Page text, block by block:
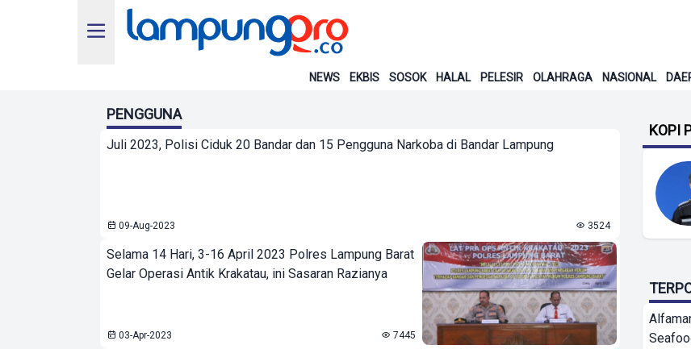
NEWS EKBIS SOSOK HALAL PELESIR OLAHRAGA NASIONAL
PENGGUNA
Juli 2023, Polisi Ciduk 20 Bandar dan 15 Pengguna Narkoba di Bandar Lampung
09-Aug-2023 3524
Selama 14 Hari, 3-16 April 2023 Polres Lampung Barat
Gelar Operasi Antik Krakatau, ini Sasaran Razianya
03-Apr-2023 7445
KOPI